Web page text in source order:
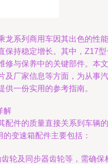
龙系列商用车因其出色的性能
保持稳定增长。其中，Z17型
修与保养中的关键部件。本文
及厂家信息等方面，为从事汽
一份实用的参考指南。
解
配件的质量直接关系到车辆的
变速箱配件主要包括：
轮及同步器齿轮等，需确保